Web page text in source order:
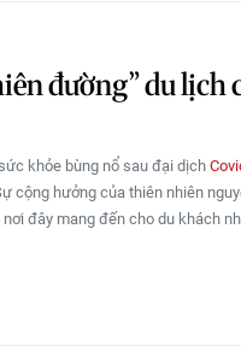
đường” du lịch
khỏe bùng nổ sau đại dịch
cộng hưởng của thiên nhiên
đây mang đến cho du khách